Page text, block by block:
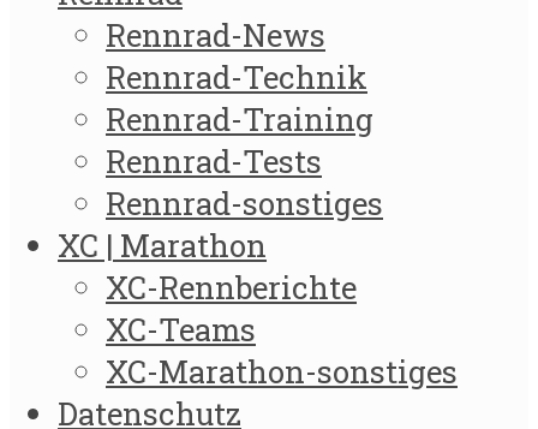
Rennrad-News
Rennrad-Technik
Rennrad-Training
Rennrad-Tests
Rennrad-sonstiges
XC | Marathon
XC-Rennberichte
XC-Teams
XC-Marathon-sonstiges
Datenschutz